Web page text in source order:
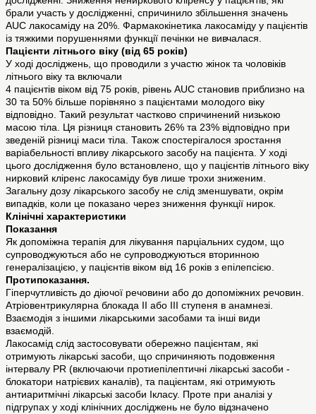
брали участь у дослідженні, спричинило збільшення значень
AUC лакосаміду на 20%. Фармакокінетика лакосаміду у пацієнтів
із тяжкими порушеннями функції печінки не вивчалася.
Пацієнти літнього віку (від 65 років)
У ході досліджень, що проводили з участю жінок та чоловіків
літнього віку та включали
4 пацієнтів віком від 75 років, рівень AUC становив приблизно на
30 та 50% більше порівняно з пацієнтами молодого віку
відповідно. Такий результат частково спричинений низькою
масою тіла. Ця різниця становить 26% та 23% відповідно при
зведеній різниці маси тіла. Також спостерігалося зростання
варіабельності впливу лікарського засобу на пацієнта. У ході
цього дослідження було встановлено, що у пацієнтів літнього віку
нирковий кліренс лакосаміду був лише трохи зниженим.
Загальну дозу лікарського засобу не слід зменшувати, окрім
випадків, коли це показано через зниження функції нирок.
Клінічні характеристики
Показання
Як допоміжна терапія для лікування парціальних судом, що
супроводжуються або не супроводжуються вторинною
генералізацією, у пацієнтів віком від 16 років з епілепсією.
Протипоказання.
Гіперчутливість до діючої речовини або до допоміжних речовин.
Атріовентрикулярна блокада II або III ступеня в анамнезі.
Взаємодія з іншими лікарськими засобами та інші види
взаємодій.
Лакосамід слід застосовувати обережно пацієнтам, які
отримують лікарські засоби, що спричиняють подовження
інтервалу PR (включаючи протиепілептичні лікарські засоби -
блокатори натрієвих каналів), та пацієнтам, які отримують
антиаритмічні лікарські засоби Iкласу. Проте при аналізі у
підгрупах у ході клінічних досліджень не було відзначено